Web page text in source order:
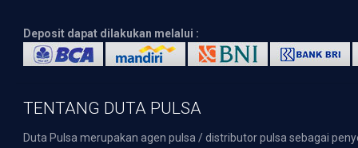
Deposit dapat dilakukan melalui :
TENTANG DUTA PULSA
Duta Pulsa merupakan agen pulsa / distributor pulsa sebagai